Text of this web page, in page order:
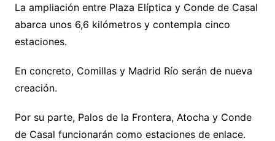
La ampliación entre Plaza Elíptica y Conde de Casal
abarca unos 6,6 kilómetros y contempla cinco
estaciones.
En concreto, Comillas y Madrid Río serán de nueva
creación.
Por su parte, Palos de la Frontera, Atocha y Conde
de Casal funcionarán como estaciones de enlace.